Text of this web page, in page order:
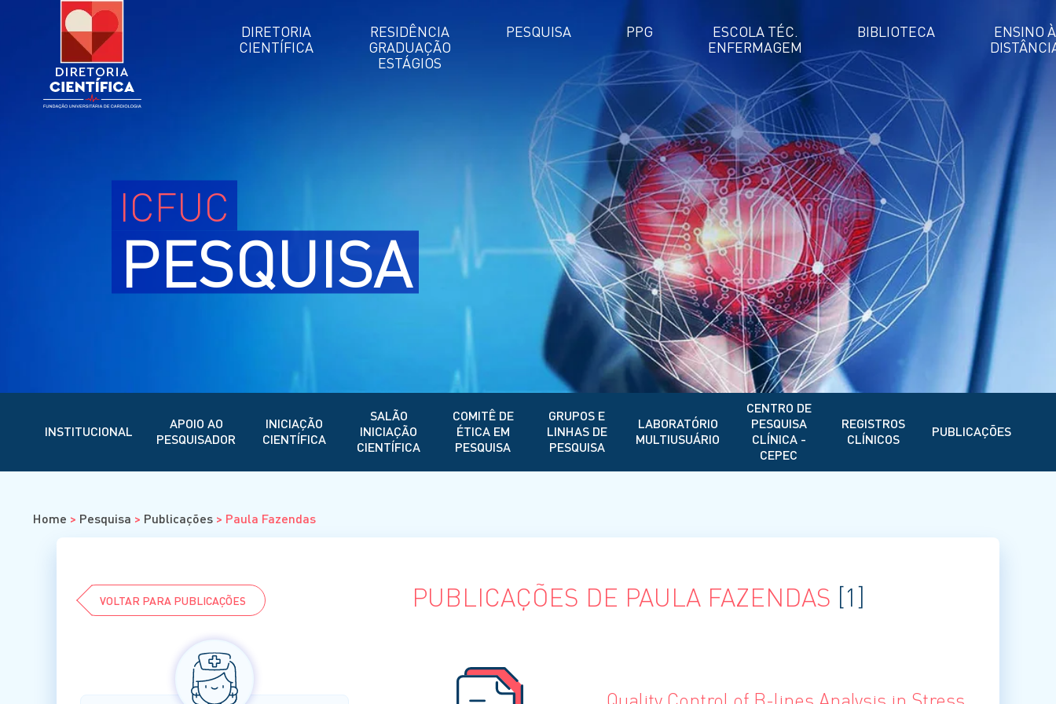
DIRETORIA
CIENTÍFICA
RESIDÊNCIA
GRADUAÇÃO
ESTÁGIOS
PESQUISA PPG
ESCOLA TÉC.
ENFERMAGEM
BIBLIOTECA
ENSINO À
ICFUC
PESQUISA
INSTITUCIONAL
APOIO AO
PESQUISADOR
INICIAÇÃO
CIENTÍFICA
SALÃO
INICIAÇÃO
CIENTÍFICA
COMITÊ DE
ÉTICA EM
PESQUISA
GRUPOS E
LINHAS DE
PESQUISA
LABORATÓRIO
MULTIUSUÁRIO
CENTRO DE
PESQUISA
CLÍNICA -
CEPEC
REGISTROS
CLÍNICOS
PUBLICAÇÕES
Home > Pesquisa > Publicações > Paula Fazendas
VOLTAR PARA PUBLICAÇÕES PUBLICAÇÕES DE PAULA FAZENDAS [1]